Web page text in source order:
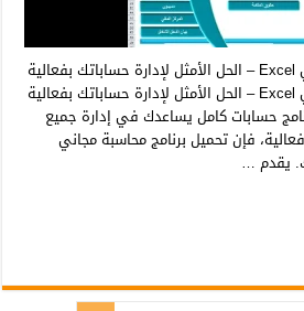
تحميل برنامج محاسبة مجاني Excel – الحل الأمثل لإدارة حساباتك بفعالية
تحميل برنامج محاسبة مجاني Excel – الحل الأمثل لإدارة حساباتك بفعالية
حسابات كامل يساعدك في إدارة جميع
فإن تحميل برنامج محاسبة مجاني